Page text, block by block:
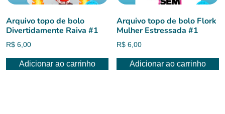
Arquivo topo de bolo
Divertidamente Raiva #1
R$ 6,00
Adicionar ao carrinho
Arquivo topo de bolo Flork
Mulher Estressada #1
R$ 6,00
Adicionar ao carrinho